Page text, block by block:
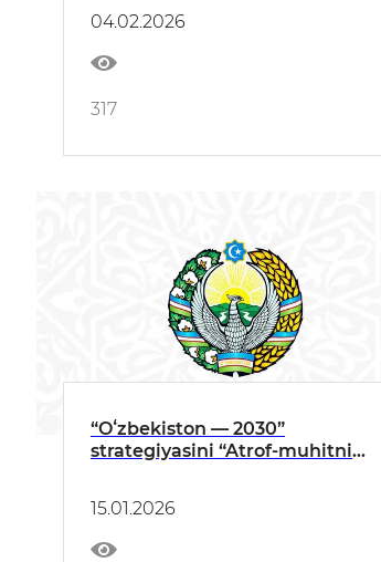
MAʼLUMOT (yanvar)
04.02.2026
317
“Oʻzbekiston — 2030”
strategiyasini “Atrof-muhitni
DAVLAT DASTURI IJROSI
15.01.2026